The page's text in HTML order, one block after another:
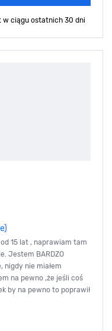
w ciągu ostatnich 30 dni
15 lat , naprawiam tam
Jestem BARDZO
nigdy nie miałem
na pewno ,że jeśli coś
by na pewno to poprawił